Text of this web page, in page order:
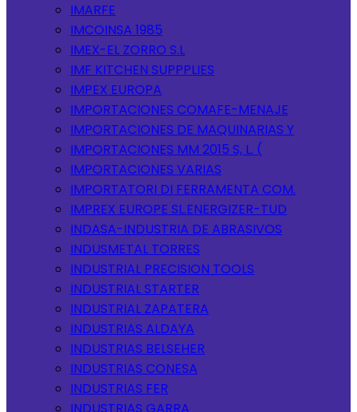
IMARFE
IMCOINSA 1985
IMEX-EL ZORRO S.L
IMF KITCHEN SUPPPLIES
IMPEX EUROPA
IMPORTACIONES COMAFE-MENAJE
IMPORTACIONES DE MAQUINARIAS Y
IMPORTACIONES MM 2015 S, L. (
IMPORTACIONES VARIAS
IMPORTATORI DI FERRAMENTA COM.
IMPREX EUROPE SL.ENERGIZER-TUD
INDASA-INDUSTRIA DE ABRASIVOS
INDUSMETAL TORRES
INDUSTRIAL PRECISION TOOLS
INDUSTRIAL STARTER
INDUSTRIAL ZAPATERA
INDUSTRIAS ALDAYA
INDUSTRIAS BELSEHER
INDUSTRIAS CONESA
INDUSTRIAS FER